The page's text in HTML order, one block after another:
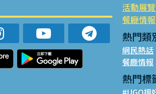
活動展覽
餐廳情報
熱門類
網民熱話
餐廳情報
熱門標